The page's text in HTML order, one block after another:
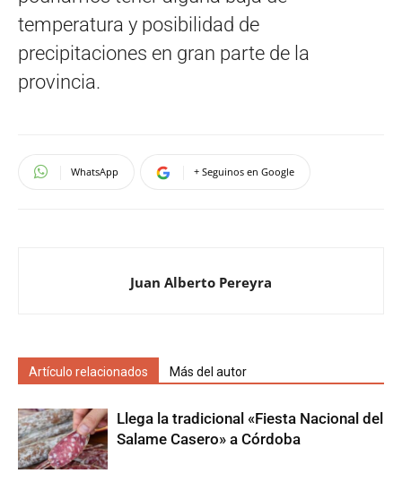
temperatura y posibilidad de
precipitaciones en gran parte de la
provincia.
WhatsApp + Seguinos en Google
Juan Alberto Pereyra
Artículo relacionados Más del autor
Llega la tradicional «Fiesta Nacional del
Salame Casero» a Córdoba